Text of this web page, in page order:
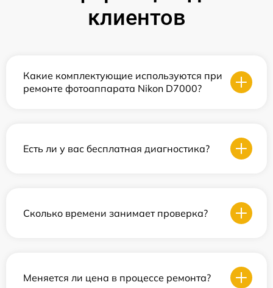
клиентов
Какие комплектующие используются при
ремонте фотоаппарата Nikon D7000?
Есть ли у вас бесплатная диагностика?
Сколько времени занимает проверка?
Меняется ли цена в процессе ремонта?